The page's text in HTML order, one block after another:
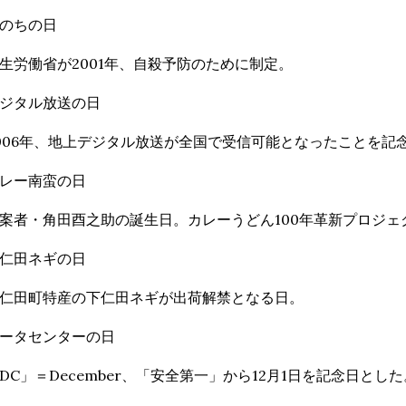
ちの日
労働省が2001年、自殺予防のために制定。
タル放送の日
年、地上デジタル放送が全国で受信可能となったことを記念
ー南蛮の日
者・角田酉之助の誕生日。カレーうどん100年革新プロジェ
田ネギの日
田町特産の下仁田ネギが出荷解禁となる日。
タセンターの日
」＝December、「安全第一」から12月1日を記念日とした